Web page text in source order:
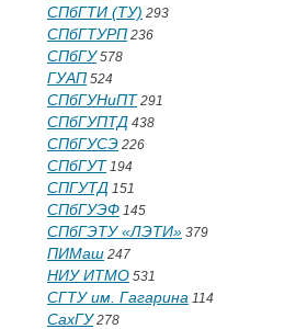
СПбГТИ (ТУ) 293
СПбГТУРП 236
СПбГУ578
ГУАП 524
СПбГУНиПТ 291
СПбГУПТД 438
СПбГУСЭ 226
СПбГУТ 194
СПГУТД 151
СПбГУЭФ 145
СПбГЭТУ «ЛЭТИ» 379
ПИМаш 247
НИУ ИТМО 531
СГТУ им. Гагарина 114
СахГУ278